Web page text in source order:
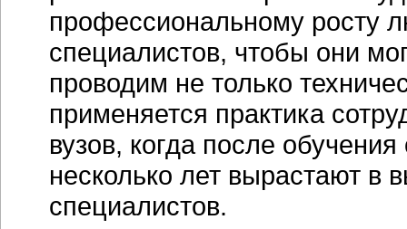
профессиональному росту
специалистов, чтобы они
проводим не только
применяется практика
вузов, когда после
несколько лет вырастают в
специалистов.